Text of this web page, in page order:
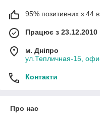
95% позитивних з 44
Працює з 23.12.2010
м. Дніпро
ул.Тепличная-15,
Контакти
Про нас